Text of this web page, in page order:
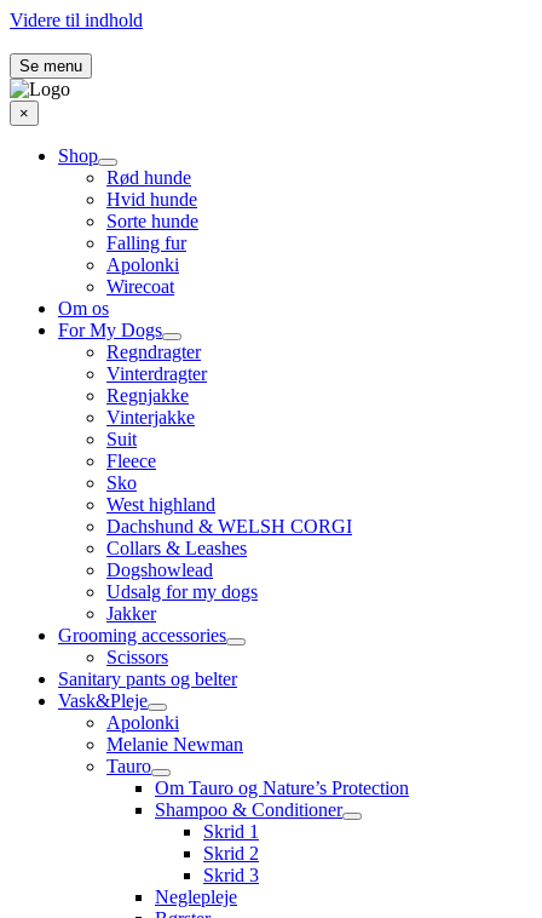
Videre til indhold
Se menu
×
Shop
Rød hunde
Hvid hunde
Sorte hunde
Falling fur
Apolonki
Wirecoat
Om os
For My Dogs
Regndragter
Vinterdragter
Regnjakke
Vinterjakke
Suit
Fleece
Sko
West highland
Dachshund & WELSH CORGI
Collars & Leashes
Dogshowlead
Udsalg for my dogs
Jakker
Grooming accessories
Scissors
Sanitary pants og belter
Vask&Pleje
Apolonki
Melanie Newman
Tauro
Om Tauro og Nature’s Protection
Shampoo & Conditioner
Skrid 1
Skrid 2
Skrid 3
Neglepleje